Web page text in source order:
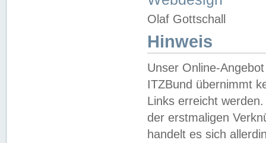
Olaf Gottschall
Hinweis
Unser Online-
ITZBund übernimmt
Links erreicht
der erstmaligen
handelt es sich